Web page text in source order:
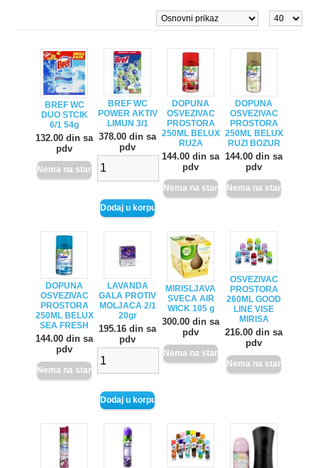
BREF WC
DUO STCIK
6/1 54g
132.00 din sa
pdv
BREF WC
POWER AKTIV
LIMUN 3/1
378.00 din sa
pdv
DOPUNA
OSVEZIVAC
PROSTORA
250ML BELUX
RUZA
144.00 din sa
pdv
DOPUNA
OSVEZIVAC
PROSTORA
250ML BELUX
RUZI BOZUR
144.00 din sa
pdv
DOPUNA
OSVEZIVAC
PROSTORA
250ML BELUX
SEA FRESH
144.00 din sa
pdv
LAVANDA
GALA PROTIV
MOLJACA 2/1
20gr
195.16 din sa
pdv
MIRISLJAVA
SVECA AIR
WICK 105 g
300.00 din sa
pdv
OSVEZIVAC
PROSTORA
260ML GOOD
LINE VISE
MIRISA
216.00 din sa
pdv